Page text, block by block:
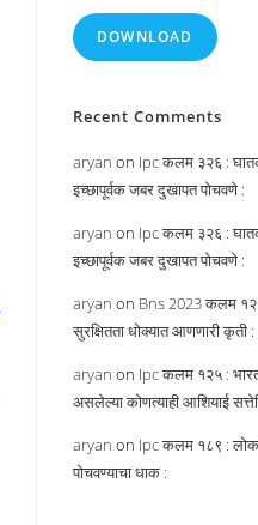
DOWNLOAD
Recent Comments
aryan on Ipc कलम ३२६ : घातक
इच्छापूर्वक जबर दुखापत पोचवणे :
aryan on Ipc कलम ३२६ : घातक
इच्छापूर्वक जबर दुखापत पोचवणे :
aryan on Bns 2023 कलम १२५
सुरक्षितता धोक्यात आणणारी कृती :
aryan on Ipc कलम १२५ :
असलेल्या कोणत्याही आशियाई
aryan on Ipc कलम १८९ :
पोचवण्याचा धाक :